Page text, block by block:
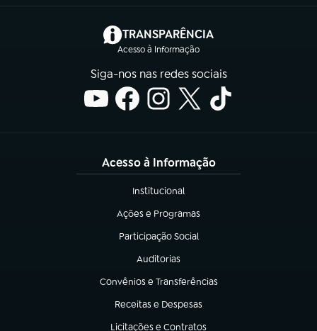
TRANSPARÊNCIA
Acesso à Informação
(abre em nova aba)
Siga-nos nas redes sociais
Acesso à Informação
Institucional
(abre em nova aba)
Ações e Programas
(abre em nova aba)
Participação Social
(abre em nova aba)
Auditorias
(abre em nova aba)
Convênios e Transferências
(abre em nova aba)
Receitas e Despesas
(abre em nova aba)
Licitações e Contratos